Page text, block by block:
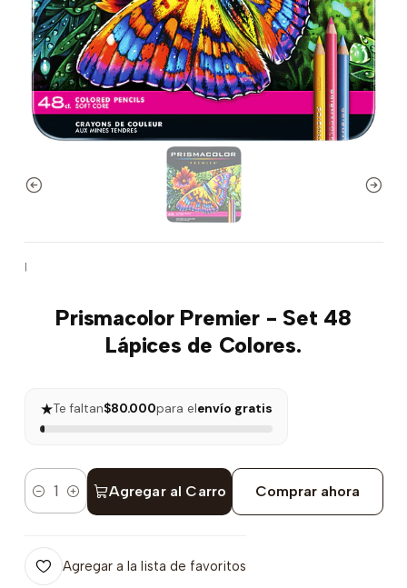
|
Prismacolor Premier - Set 48
Lápices de Colores.
★Te faltan$80.000para elenvío gratis
Cantidad Agregar al Carro Comprar ahora
Agregar a la lista de favoritos